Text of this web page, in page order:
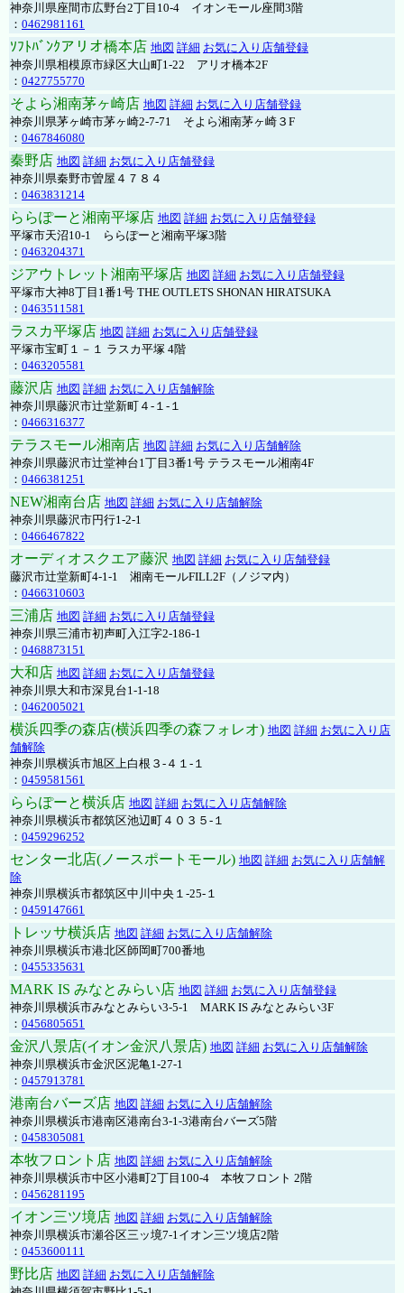
神奈川県座間市広野台2丁目10-4 イオンモール座間3階
： 0462981161
ｿﾌﾄﾊﾞﾝｸアリオ橋本店 地図 詳細 お気に入り店舗登録
神奈川県相模原市緑区大山町1-22 アリオ橋本2F
： 0427755770
そよら湘南茅ヶ崎店 地図 詳細 お気に入り店舗登録
神奈川県茅ヶ崎市茅ヶ崎2‐7‐71 そよら湘南茅ヶ崎３F
： 0467846080
秦野店 地図 詳細 お気に入り店舗登録
神奈川県秦野市曽屋４７８４
： 0463831214
ららぽーと湘南平塚店 地図 詳細 お気に入り店舗登録
平塚市天沼10-1 ららぽーと湘南平塚3階
： 0463204371
ジアウトレット湘南平塚店 地図 詳細 お気に入り店舗登録
平塚市大神8丁目1番1号 THE OUTLETS SHONAN HIRATSUKA
： 0463511581
ラスカ平塚店 地図 詳細 お気に入り店舗登録
平塚市宝町１－１ ラスカ平塚 4階
： 0463205581
藤沢店 地図 詳細 お気に入り店舗解除
神奈川県藤沢市辻堂新町４-１-１
： 0466316377
テラスモール湘南店 地図 詳細 お気に入り店舗解除
神奈川県藤沢市辻堂神台1丁目3番1号 テラスモール湘南4F
： 0466381251
NEW湘南台店 地図 詳細 お気に入り店舗解除
神奈川県藤沢市円行1-2-1
： 0466467822
オーディオスクエア藤沢 地図 詳細 お気に入り店舗登録
藤沢市辻堂新町4-1-1 湘南モールFILL2F（ノジマ内）
： 0466310603
三浦店 地図 詳細 お気に入り店舗登録
神奈川県三浦市初声町入江字2-186-1
： 0468873151
大和店 地図 詳細 お気に入り店舗登録
神奈川県大和市深見台1-1-18
： 0462005021
横浜四季の森店(横浜四季の森フォレオ) 地図 詳細 お気に入り店
舗解除
神奈川県横浜市旭区上白根３-４１-１
： 0459581561
ららぽーと横浜店 地図 詳細 お気に入り店舗解除
神奈川県横浜市都筑区池辺町４０３５-１
： 0459296252
センター北店(ノースポートモール) 地図 詳細 お気に入り店舗解
除
神奈川県横浜市都筑区中川中央１-25-１
： 0459147661
トレッサ横浜店 地図 詳細 お気に入り店舗解除
神奈川県横浜市港北区師岡町700番地
： 0455335631
MARK IS みなとみらい店 地図 詳細 お気に入り店舗登録
神奈川県横浜市みなとみらい3-5-1 MARK IS みなとみらい3F
： 0456805651
金沢八景店(イオン金沢八景店) 地図 詳細 お気に入り店舗解除
神奈川県横浜市金沢区泥亀1-27-1
： 0457913781
港南台バーズ店 地図 詳細 お気に入り店舗解除
神奈川県横浜市港南区港南台3-1-3港南台バーズ5階
： 0458305081
本牧フロント店 地図 詳細 お気に入り店舗解除
神奈川県横浜市中区小港町2丁目100-4 本牧フロント 2階
： 0456281195
イオン三ツ境店 地図 詳細 お気に入り店舗解除
神奈川県横浜市瀬谷区三ッ境7-1イオン三ツ境店2階
： 0453600111
野比店 地図 詳細 お気に入り店舗解除